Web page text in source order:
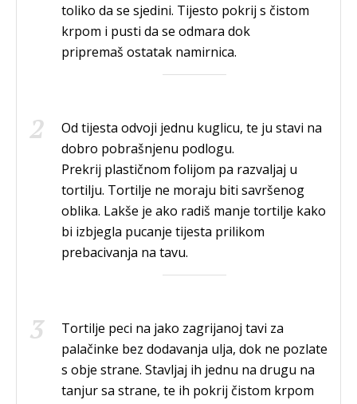
toliko da se sjedini. Tijesto pokrij s čistom
krpom i pusti da se odmara dok
pripremaš ostatak namirnica.
Od tijesta odvoji jednu kuglicu, te ju stavi na
dobro pobrašnjenu podlogu.
Prekrij plastičnom folijom pa razvaljaj u
tortilju. Tortilje ne moraju biti savršenog
oblika. Lakše je ako radiš manje tortilje kako
bi izbjegla pucanje tijesta prilikom
prebacivanja na tavu.
Tortilje peci na jako zagrijanoj tavi za
palačinke bez dodavanja ulja, dok ne pozlate
s obje strane. Stavljaj ih jednu na drugu na
tanjur sa strane, te ih pokrij čistom krpom